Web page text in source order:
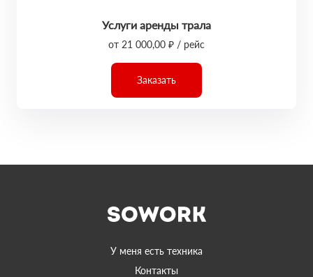
Услуги аренды трала
от 21 000,00 ₽ / рейс
Заказать
У меня есть техника
Контакты